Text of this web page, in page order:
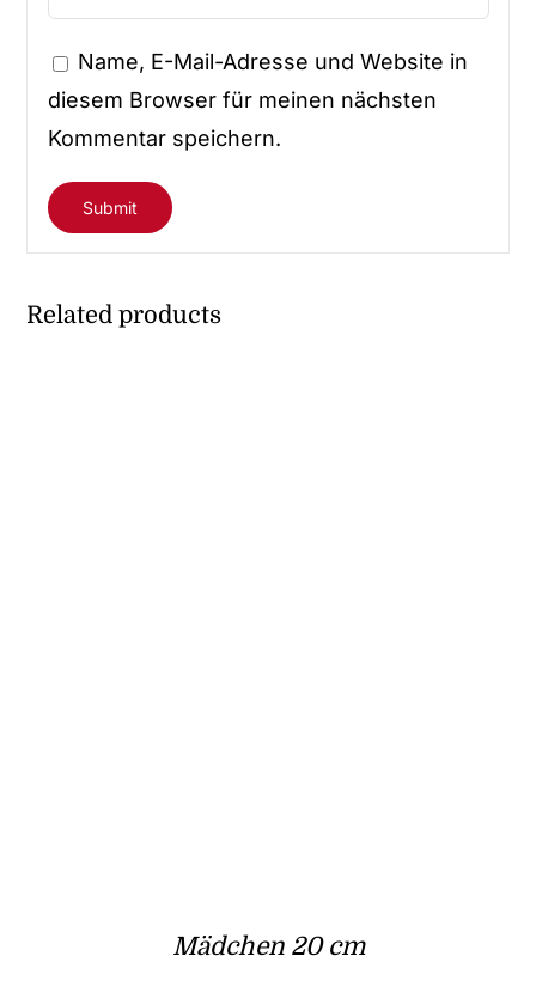
Name, E-Mail-Adresse und Website in
diesem Browser für meinen nächsten
Kommentar speichern.
Related products
Mädchen 20 cm